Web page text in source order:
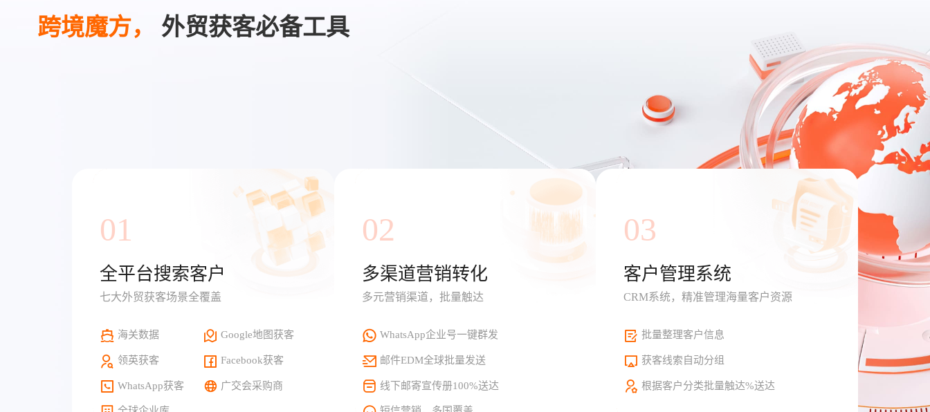
跨境魔方， 外贸获客必备工具
01
全平台搜索客户
七大外贸获客场景全覆盖
海关数据 Google地图获客
领英获客 Facebook获客
WhatsApp获客 广交会采购商
02
多渠道营销转化
多元营销渠道，批量触达
WhatsApp企业号一键群发
邮件EDM全球批量发送
线下邮寄宣传册100%送达
03
客户管理系统
CRM系统，精准管理海量客户资源
批量整理客户信息
获客线索自动分组
根据客户分类批量触达%送达